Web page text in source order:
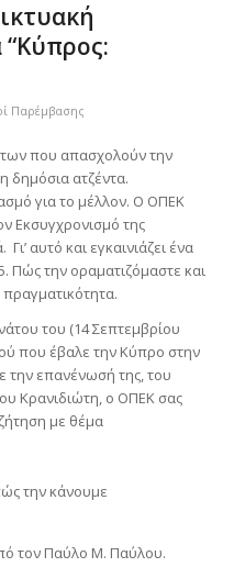
Παρέμβασης
που απασχολούν την
δημόσια ατζέντα.
για το μέλλον. Ο ΟΠΕΚ
Εκσυγχρονισμό της
αυτό και εγκαινιάζει ένα
Πώς την οραματιζόμαστε και
του (14 Σεπτεμβρίου
που έβαλε την Κύπρο στην
την επανένωσή της, του
Κρανιδιώτη, ο ΟΠΕΚ σας
με θέμα
την κάνουμε
τον Παύλο Μ. Παύλου.